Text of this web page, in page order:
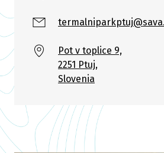
Pot v toplice 9,
2251 Ptuj,
Slovenia